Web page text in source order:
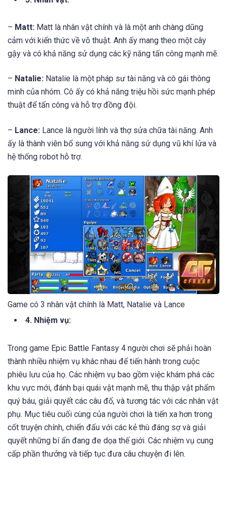
động với lối chơi hành động chiến đấu theo lượt
3. Nhân vật:
cảm với kiến thức về võ thuật. Anh ấy mang theo một cây
gậy và có khả năng sử dụng các kỹ năng tấn công mạnh mẽ.
minh của nhóm. Cô ấy có khả năng triệu hồi sức mạnh phép
thuật để tấn công và hỗ trợ đồng đội.
–Lance:Lance là người lính và thợ sửa chữa tài năng. Anh
ấy là thành viên bổ sung với khả năng sử dụng vũ khí lửa và
hệ thống robot hỗ trợ.
Game có 3 nhân vật chính là Matt, Natalie và Lance
4. Nhiệm vụ:
Trong game Epic Battle Fantasy 4 người chơi sẽ phải hoàn
thành nhiều nhiệm vụ khác nhau để tiến hành trong cuộc
phiêu lưu của họ. Các nhiệm vụ bao gồm việc khám phá các
khu vực mới, đánh bại quái vật mạnh mẽ, thu thập vật phẩm
quý báu, giải quyết các câu đố, và tương tác với các nhân vật
phụ. Mục tiêu cuối cùng của người chơi là tiến xa hơn trong